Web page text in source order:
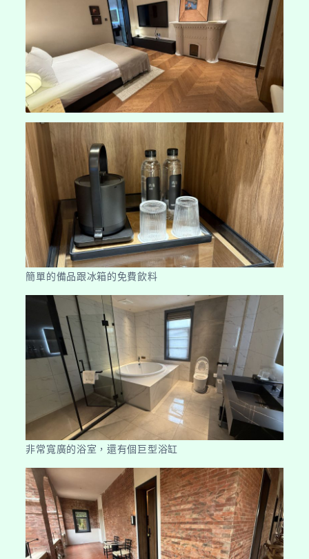
簡單的備品跟冰箱的免費飲料
非常寬廣的浴室，還有個巨型浴缸